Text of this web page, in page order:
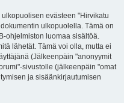
evästeen "Hirvikatu
ulkopuolella. Tämä on
ohjelmiston luomaa sisältöä.
lähetät. Tämä voi olla, mutta ei
(Jälkeenpäin "anonyymit
sivustolle (jälkeenpäin "omat
ja sisäänkirjautumisen